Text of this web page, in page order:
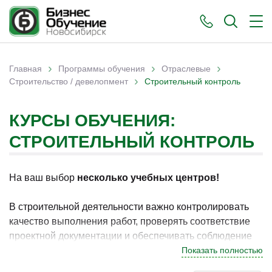
Вы здесь
Главная › Программы обучения › Отраслевые ›
Строительство / девелопмент › Строительный контроль
КУРСЫ ОБУЧЕНИЯ:
СТРОИТЕЛЬНЫЙ КОНТРОЛЬ
На ваш выбор несколько учебных центров!
В строительной деятельности важно контролировать
качество выполнения работ, проверять соответствие
проектной документации и обеспечивать соблюдение
нормативных требований. В Новосибирске программы
Показать полностью